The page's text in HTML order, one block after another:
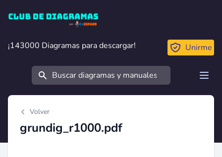
Club de Diagramas
¡143000 Diagramas para descargar!
¡143000 Diagramas para descargar! Unirme
Buscar
Volver
grundig_r1000.pdf